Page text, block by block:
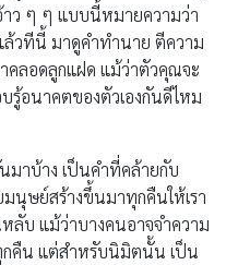
าว ๆ ๆ แบบนี้หมายความว่า
ล้วทีนี้ มาดูคำทำนาย ตีความ
ลอดลูกแฝด แม้ว่าตัวคุณจะ
รู้อนาคตของตัวเองกันดีไหม
มาบ้าง เป็นคำที่คล้ายกับ
นุษย์สร้างขึ้นมาทุกคืนให้เรา
ลับ แม้ว่าบางคนอาจจำความ
กคืน แต่สำหรับนิมิตนั้น เป็น